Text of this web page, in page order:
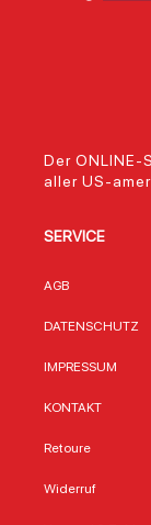
Der ONLINE-
aller US-
SERVICE
AGB
DATENSCHUTZ
IMPRESSUM
KONTAKT
Retoure
Widerruf